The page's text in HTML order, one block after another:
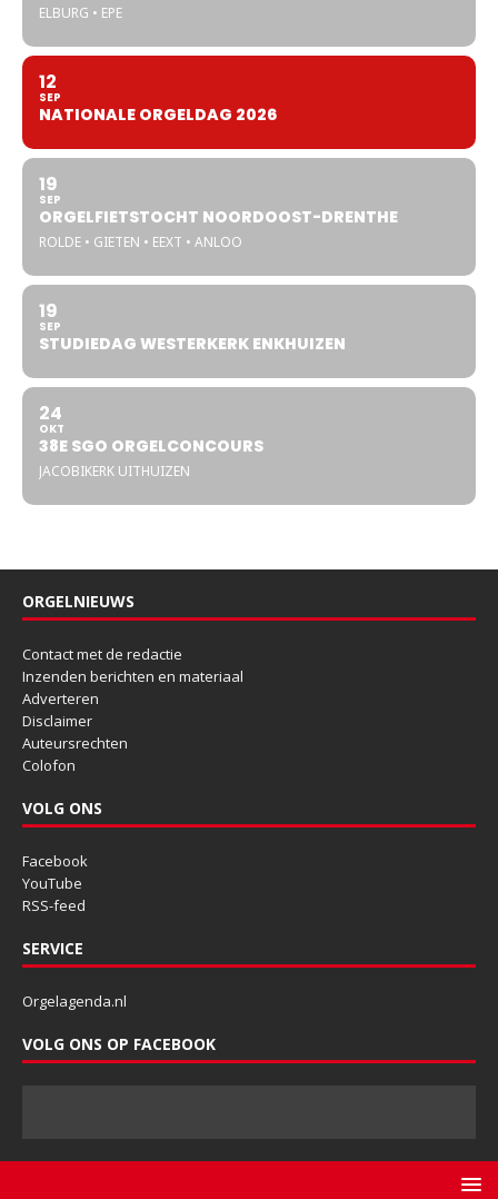
ELBURG • EPE
12
SEP
NATIONALE ORGELDAG 2026
19
SEP
ORGELFIETSTOCHT NOORDOOST-DRENTHE
ROLDE • GIETEN • EEXT • ANLOO
19
SEP
STUDIEDAG WESTERKERK ENKHUIZEN
24
OKT
38E SGO ORGELCONCOURS
JACOBIKERK UITHUIZEN
ORGELNIEUWS
Contact met de redactie
Inzenden berichten en materiaal
Adverteren
Disclaimer
Auteursrechten
Colofon
VOLG ONS
Facebook
YouTube
RSS-feed
SERVICE
Orgelagenda.nl
VOLG ONS OP FACEBOOK